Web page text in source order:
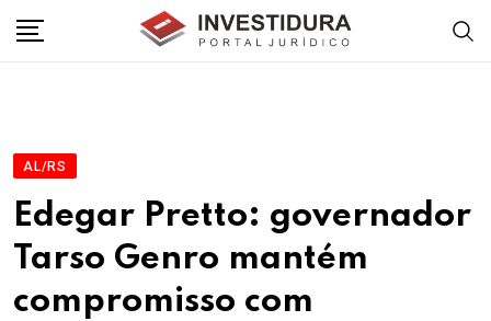
AL/RS
Edegar Pretto: governador
Tarso Genro mantém
compromisso com